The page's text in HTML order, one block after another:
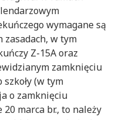
wymagane są
zasadach, w tym
Z-15A oraz
zamknięciu
(w tym
o zamknięciu
20 marca br., to należy